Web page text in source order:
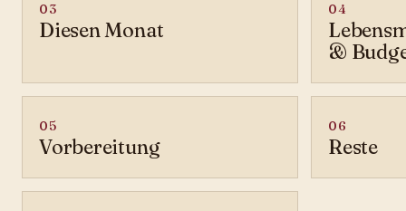
03
Diesen Monat
04
&
05
Vorbereitung
06
Reste